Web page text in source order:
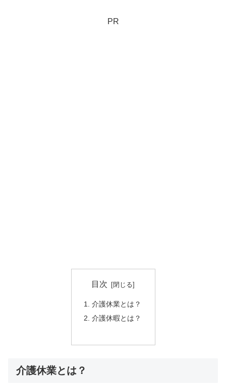
PR
目次
介護休業とは？
介護休暇とは？
介護休業とは？